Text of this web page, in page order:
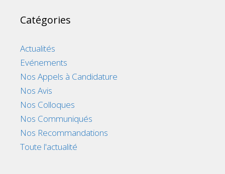
Catégories
Actualités
Evénements
Nos Appels à Candidature
Nos Avis
Nos Colloques
Nos Communiqués
Nos Recommandations
Toute l'actualité